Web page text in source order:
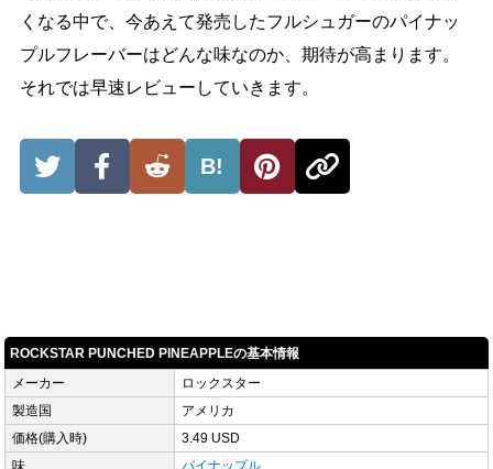
くなる中で、今あえて発売したフルシュガーのパイナッ
プルフレーバーはどんな味なのか、期待が高まります。
それでは早速レビューしていきます。
B!
ROCKSTAR PUNCHED PINEAPPLEの基本情報
メーカー
ロックスター
製造国
アメリカ
価格(購入時)
3.49 USD
味
パイナップル